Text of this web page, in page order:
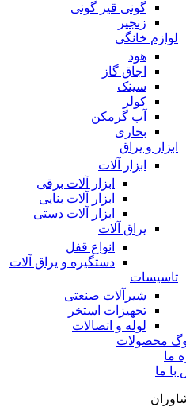
گونی قیر گونی
زنجیر
لوازم خانگی
هود
اجاق گاز
سینک
کولر
آب گرمکن
بخاری
ابزار و یراق
ابزار آلات
ابزار آلات برقی
ابزار آلات بنایی
ابزار آلات دستی
یراق آلات
انواع قفل
دستگیره و یراق آلات
تاسیسات
شیرآلات صنعتی
تجهیزات استخر
لوله و اتصالات
محصولات
ما
با ما